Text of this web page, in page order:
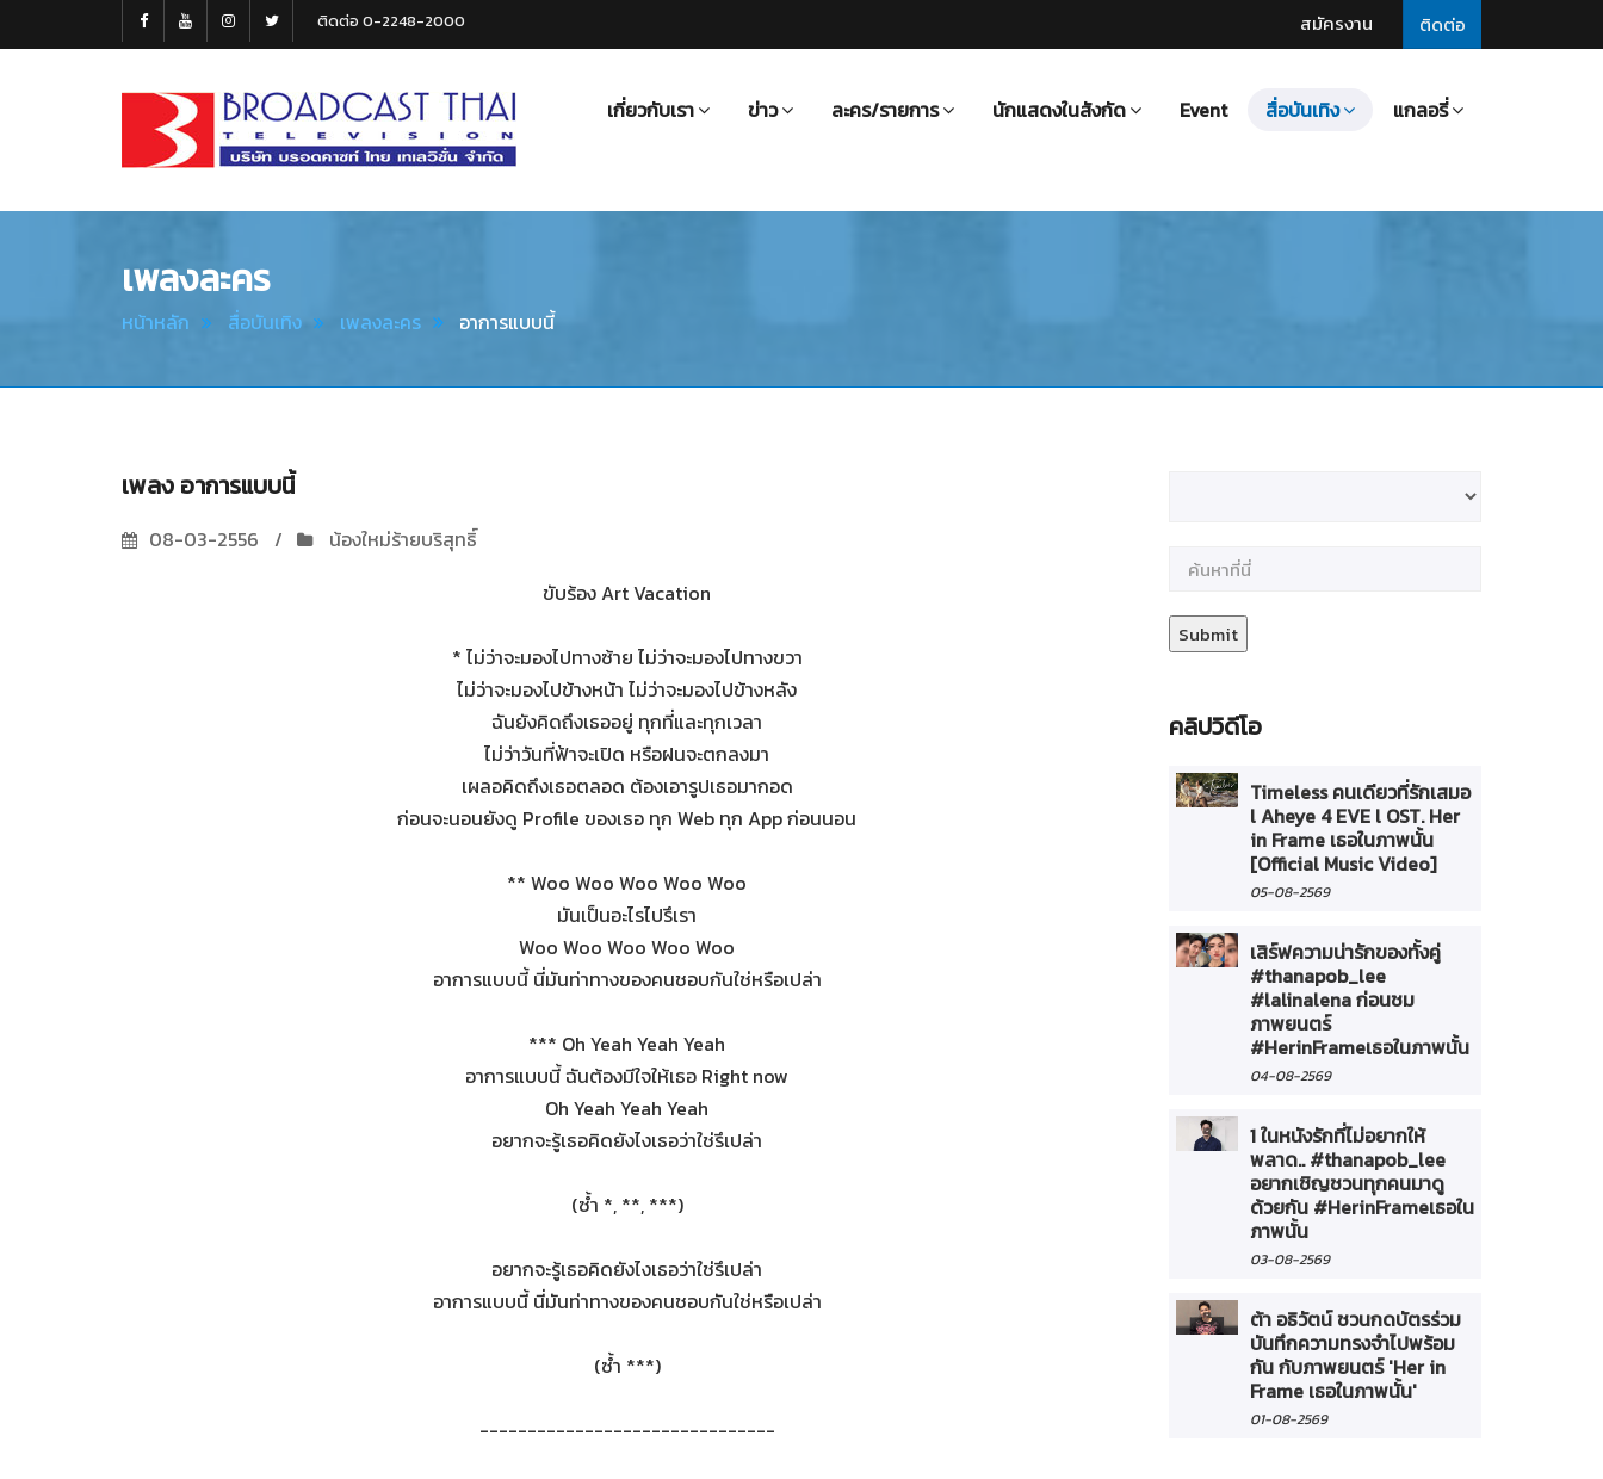
ติดต่อ
สมัครงาน
ติดต่อ 0-2248-2000
Thai
เกี่ยวกับเรา ข่าว ละคร/รายการ นักแสดงในสังกัด Event สื่อบันเทิง แกลอรี่
เพลงละคร
หน้าหลัก สื่อบันเทิง เพลงละคร อาการแบบนี้
เพลง อาการแบบนี้
08-03-2556
น้องใหม่ร้ายบริสุทธิ์
ขับร้อง Art Vacation
* ไม่ว่าจะมองไปทางซ้าย ไม่ว่าจะมองไปทางขวา
ไม่ว่าจะมองไปข้างหน้า ไม่ว่าจะมองไปข้างหลัง
ฉันยังคิดถึงเธออยู่ ทุกที่และทุกเวลา
ไม่ว่าวันที่ฟ้าจะเปิด หรือฝนจะตกลงมา
เผลอคิดถึงเธอตลอด ต้องเอารูปเธอมากอด
ก่อนจะนอนยังดู Profile ของเธอ ทุก Web ทุก App ก่อนนอน
** Woo Woo Woo Woo Woo
มันเป็นอะไรไปรึเรา
Woo Woo Woo Woo Woo
อาการแบบนี้ นี่มันท่าทางของคนชอบกันใช่หรือเปล่า
*** Oh Yeah Yeah Yeah
อาการแบบนี้ ฉันต้องมีใจให้เธอ Right now
Oh Yeah Yeah Yeah
อยากจะรู้เธอคิดยังไงเธอว่าใช่รึเปล่า
(ซ้ำ *, **, ***)
อยากจะรู้เธอคิดยังไงเธอว่าใช่รึเปล่า
อาการแบบนี้ นี่มันท่าทางของคนชอบกันใช่หรือเปล่า
(ซ้ำ ***)
-------------------------------
คลิปวิดีโอ
Timeless คนเดียวที่รักเสมอ
l Aheye 4 EVE l OST. Her
in Frame เธอในภาพนั้น
[Official Music Video]
05-08-2569
เสิร์ฟความน่ารักของทั้งคู่
#thanapob_lee
#lalinalena ก่อนชม
ภาพยนตร์
#HerinFrameเธอในภาพนั้น
04-08-2569
1 ในหนังรักที่ไม่อยากให้
พลาด.. #thanapob_lee
อยากเชิญชวนทุกคนมาดู
ด้วยกัน #HerinFrameเธอใน
ภาพนั้น
03-08-2569
ต้า อธิวัตน์ ชวนกดบัตรร่วม
บันทึกความทรงจำไปพร้อม
กัน กับภาพยนตร์ 'Her in
Frame เธอในภาพนั้น'
01-08-2569